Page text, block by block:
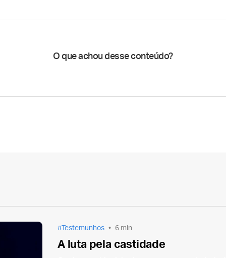
O que achou desse conteúdo?
Testemunhos 6 min
A luta pela castidade